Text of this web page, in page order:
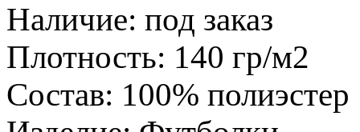
Наличие: под заказ
Плотность: 140 гр/м2
Состав: 100% полиэстер